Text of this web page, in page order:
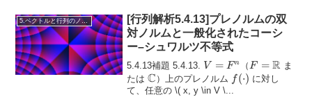
5.ベクトルと行列のノルム
[行列解析5.4.13]プレノルムの双
対ノルムと一般化されたコーシ
ー–シュワルツ不等式
5.4.13補題 5.4.13. V
=
F^n
V = F n （F =
\mathbb{R}
F = R ま
たは\mathbb{C}
C ）上のプレノルム f(\cdot)
f (⋅) に対し
て、任意の\( x, y \in V \...